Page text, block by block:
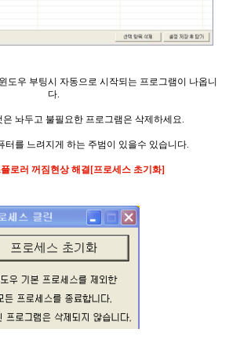
윈도우 부팅시 자동으로 시작되는 프로그램이 나옵니
다.
은 놔두고 불필요한 프로그램은 삭제하세요.
터를 느려지게 하는 주범이 있을수 있습니다.
로러 꺼짐현상 해결[프로세스 초기화]